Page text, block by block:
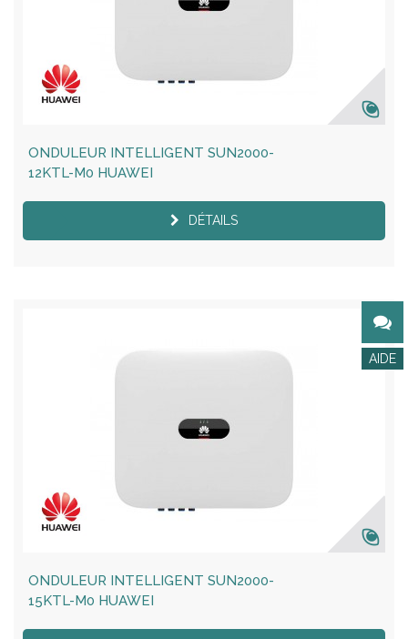
ONDULEUR INTELLIGENT SUN2000-
12KTL-M0 HUAWEI
DÉTAILS
ONDULEUR INTELLIGENT SUN2000-
15KTL-M0 HUAWEI